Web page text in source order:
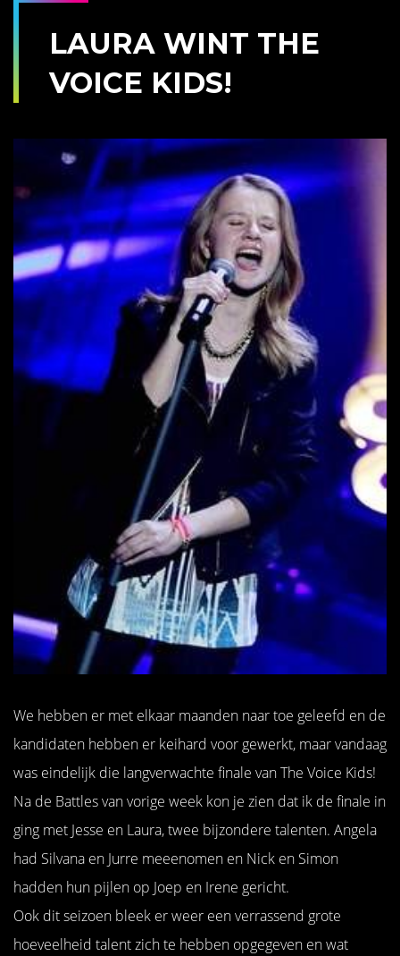
LAURA WINT THE
VOICE KIDS!
We hebben er met elkaar maanden naar toe geleefd en de
kandidaten hebben er keihard voor gewerkt, maar vandaag
was eindelijk die langverwachte finale van The Voice Kids!
Na de Battles van vorige week kon je zien dat ik de finale in
ging met Jesse en Laura, twee bijzondere talenten. Angela
had Silvana en Jurre meeenomen en Nick en Simon
hadden hun pijlen op Joep en Irene gericht.
Ook dit seizoen bleek er weer een verrassend grote
hoeveelheid talent zich te hebben opgegeven en wat